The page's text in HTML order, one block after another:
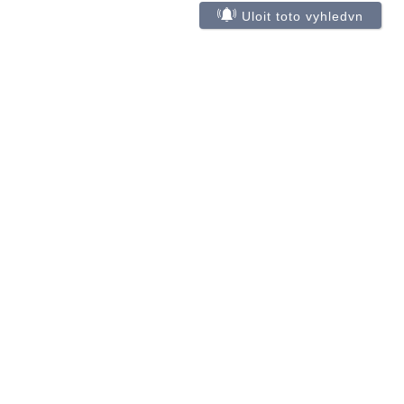
Uloit toto vyhledvn